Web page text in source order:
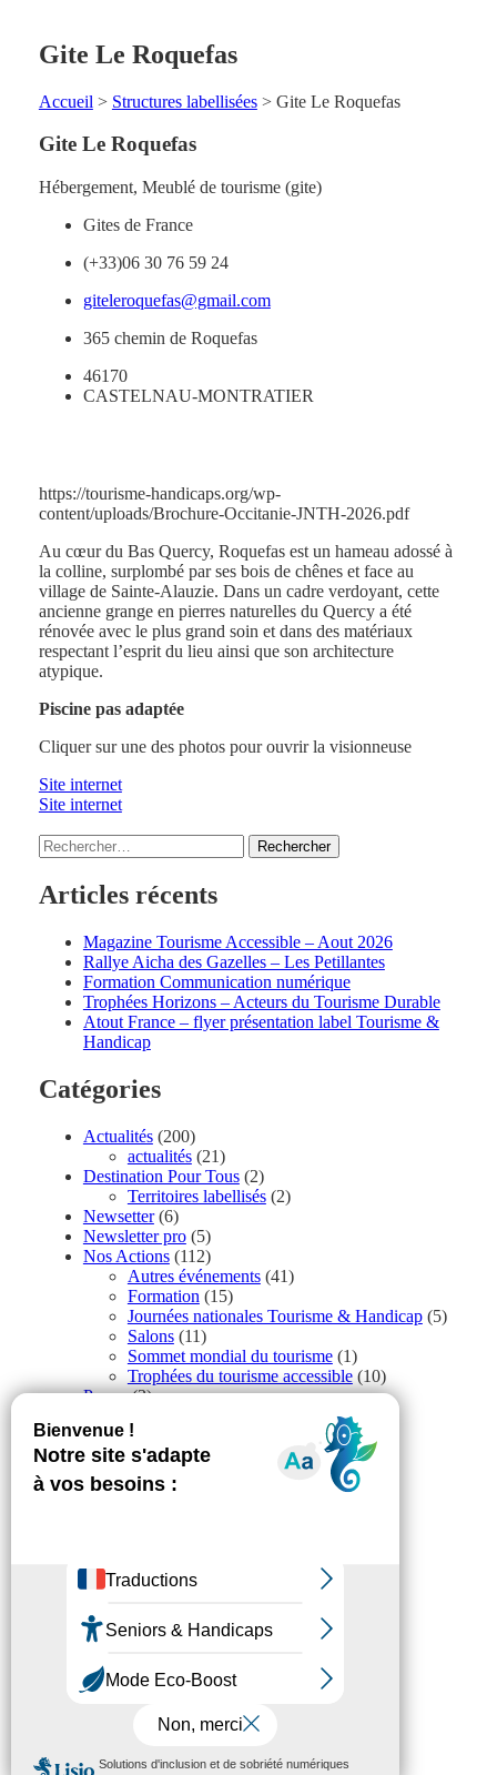
Gite Le Roquefas
Accueil > Structures labellisées> Gite Le Roquefas
Gite Le Roquefas
Hébergement, Meublé de tourisme (gite)
Gites de France
(+33)06 30 76 59 24
giteleroquefas@gmail.com
365 chemin de Roquefas
46170
CASTELNAU-MONTRATIER
https://tourisme-handicaps.org/wp-
content/uploads/Brochure-Occitanie-JNTH-2026.pdf
Au cœur du Bas Quercy, Roquefas est un hameau adossé à
la colline, surplombé par ses bois de chênes et face au
village de Sainte-Alauzie. Dans un cadre verdoyant, cette
ancienne grange en pierres naturelles du Quercy a été
rénovée avec le plus grand soin et dans des matériaux
respectant l’esprit du lieu ainsi que son architecture
atypique.
Piscine pas adaptée
Cliquer sur une des photos pour ouvrir la visionneuse
Site internet
Site internet
Rechercher :
Articles récents
Magazine Tourisme Accessible – Aout 2026
Rallye Aicha des Gazelles – Les Petillantes
Formation Communication numérique
Trophées Horizons – Acteurs du Tourisme Durable
Atout France – flyer présentation label Tourisme &
Handicap
Catégories
Actualités(200)
actualités(21)
Destination Pour Tous(2)
Territoires labellisés(2)
Newsetter(6)
Newsletter pro(5)
Nos Actions(112)
Autres événements(41)
Formation (15)
Journées nationales Tourisme & Handicap(5)
Salons(11)
Sommet mondial du tourisme(1)
Trophées du tourisme accessible(10)
Presse(3)
(1)
Actualités
Mentions légales